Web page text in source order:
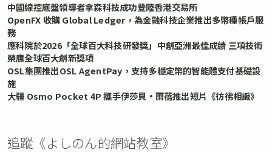
中國線控底盤領導者拿森科技成功登陸香港交易所
OpenFX 收購 Global Ledger，為金融科技企業推出多幣種帳戶服
務
應科院於2026「全球百大科技研發獎」中創亞洲最佳成績 三項技術
榮膺全球百大創新獎項
OSL集團推出OSL AgentPay，支持多穩定幣的智能體支付基礎設
施
大疆 Osmo Pocket 4P 攜手伊莎貝•雨蓓推出短片《彷彿相識》
追蹤《よしのん的網站教室》